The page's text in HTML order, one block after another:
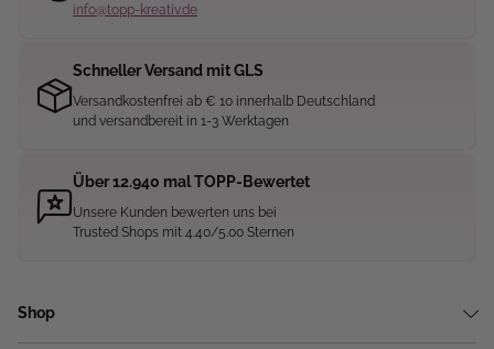
info@topp-kreativ.de
Schneller Versand mit GLS
Versandkostenfrei ab € 10 innerhalb Deutschland
und versandbereit in 1-3 Werktagen
Über 12.940 mal TOPP-Bewertet
Unsere Kunden bewerten uns bei
Trusted Shops mit 4.40/5.00 Sternen
Shop